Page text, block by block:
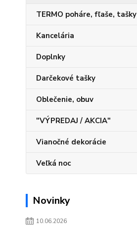
TERMO poháre, fľaše, tašky
Kancelária
Doplnky
Darčekové tašky
Oblečenie, obuv
"VÝPREDAJ / AKCIA"
Vianočné dekorácie
Veľká noc
Novinky
10.06.2026